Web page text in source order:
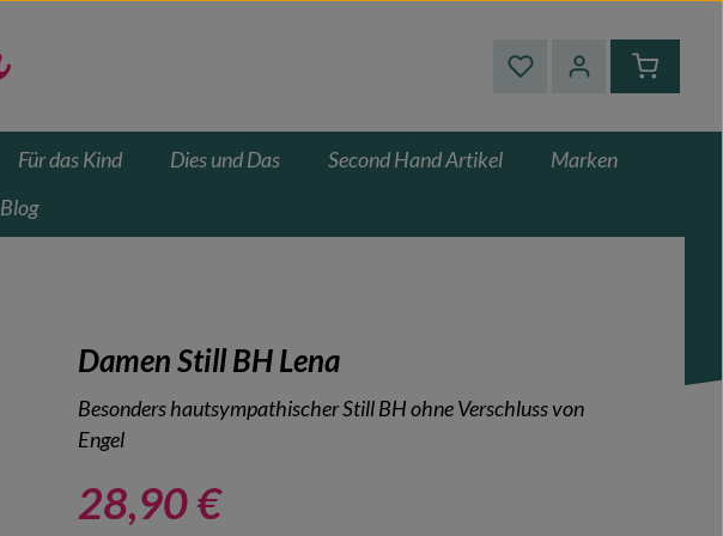
Du hast 0 Produkte auf
Für das Kind Dies und Das Second Hand Artikel
Marken
Blog
Damen Still BH Lena
Besonders hautsympathischer Still BH ohne Verschluss von
Engel
28,90 €